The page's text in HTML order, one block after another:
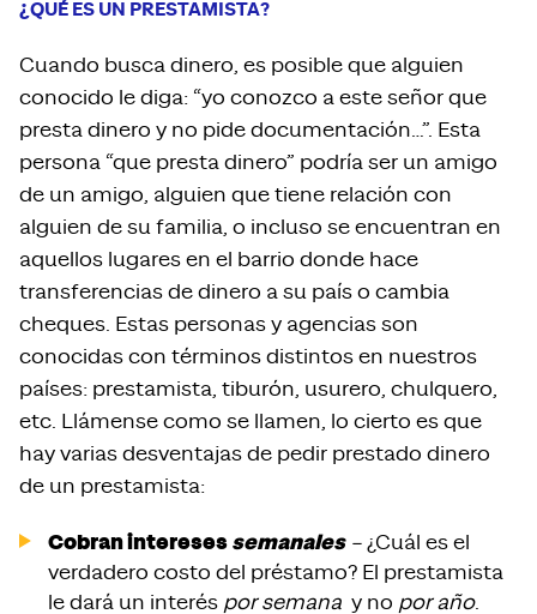
¿QUÉ ES UN PRESTAMISTA?
Cuando busca dinero, es posible que alguien
conocido le diga: “yo conozco a este señor que
presta dinero y no pide documentación…”. Esta
persona “que presta dinero” podría ser un amigo
de un amigo, alguien que tiene relación con
alguien de su familia, o incluso se encuentran en
aquellos lugares en el barrio donde hace
transferencias de dinero a su país o cambia
cheques. Estas personas y agencias son
conocidas con términos distintos en nuestros
países: prestamista, tiburón, usurero, chulquero,
etc. Llámense como se llamen, lo cierto es que
hay varias desventajas de pedir prestado dinero
de un prestamista:
Cobran interesessemanales– ¿Cuál es el
verdadero costo del préstamo? El prestamista
le dará un interés por semana y no por año.